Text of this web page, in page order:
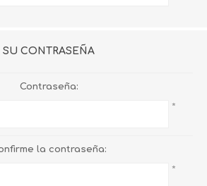
SU CONTRASEÑA
Contraseña:
*
la contraseña:
*